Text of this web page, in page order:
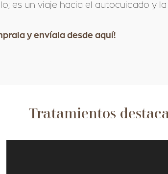
es un viaje hacia el autocuidado y
y envíala desde aquí!
Tratamientos